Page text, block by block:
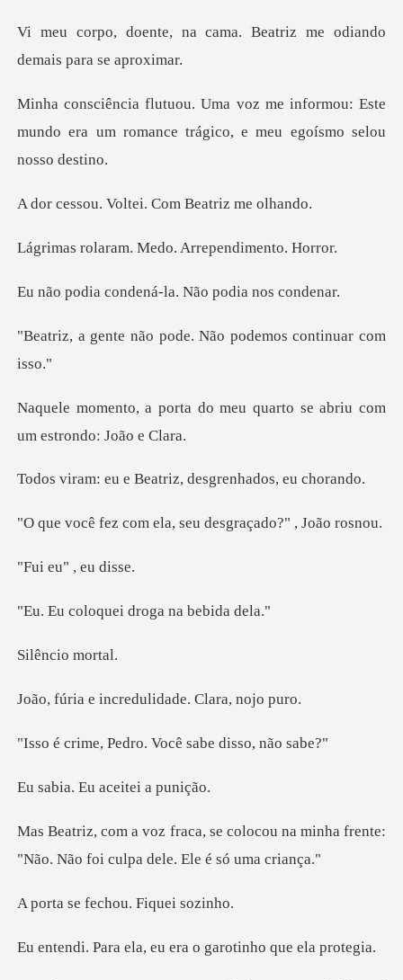
cama. Beatriz me odiando
nformou: Este
mundo era um romance trág
oltei. Com Beat
m. Medo. Arrepe
dená-la. Não pod
ão pode. Não podemos
o meu quarto se abriu com
Beatriz, desgren
m ela, seu desgraça
u" , eu
quei droga na
cio m
ncredulidade. C
edro. Você sabe d
Eu aceitei
ocou na minha frente:
"Não. Não foi
fechou. Fiq
a, eu era o garotin